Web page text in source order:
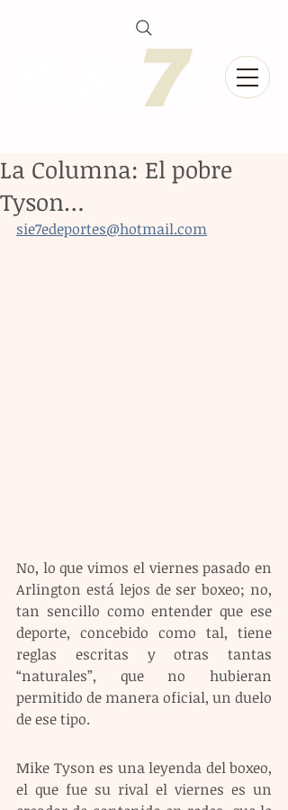
La Columna: El pobre
Tyson…
sie7edeportes@hotmail.com
No, lo que vimos el viernes pasado en
Arlington está lejos de ser boxeo; no,
tan sencillo como entender que ese
deporte, concebido como tal, tiene
reglas escritas y otras tantas
“naturales”, que no hubieran
permitido de manera oficial, un duelo
de ese tipo.
Mike Tyson es una leyenda del boxeo,
el que fue su rival el viernes es un